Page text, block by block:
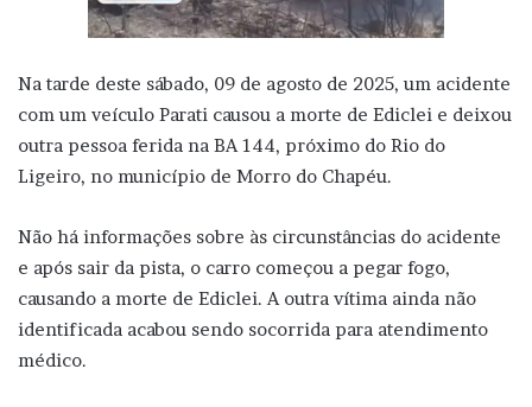
Na tarde deste sábado, 09 de agosto de 2025, um acidente
com um veículo Parati causou a morte de Ediclei e deixou
outra pessoa ferida na BA 144, próximo do Rio do
Ligeiro, no município de Morro do Chapéu.
Não há informações sobre às circunstâncias do acidente
e após sair da pista, o carro começou a pegar fogo,
causando a morte de Ediclei. A outra vítima ainda não
identificada acabou sendo socorrida para atendimento
médico.